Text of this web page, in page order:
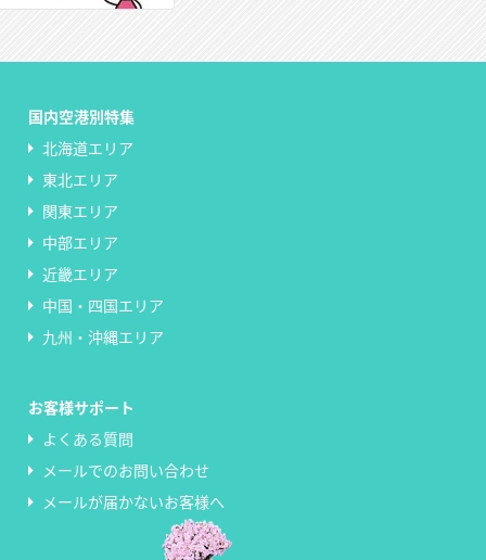
国内空港別特集
北海道エリア
東北エリア
関東エリア
中部エリア
近畿エリア
中国・四国エリア
九州・沖縄エリア
お客様サポート
よくある質問
メールでのお問い合わせ
メールが届かないお客様へ